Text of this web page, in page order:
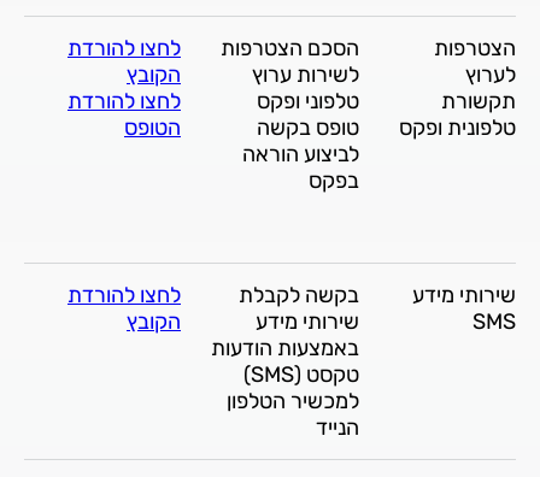
הצטרפות
לערוץ
תקשורת
טלפונית ופקס
הסכם הצטרפות
לשירות ערוץ
טלפוני ופקס
טופס בקשה
לביצוע הוראה
בפקס
לחצו להורדת
הקובץ
לחצו להורדת
הטופס
שירותי מידע
SMS
בקשה לקבלת
שירותי מידע
באמצעות הודעות
טקסט (SMS)
למכשיר הטלפון
הנייד
לחצו להורדת
הקובץ